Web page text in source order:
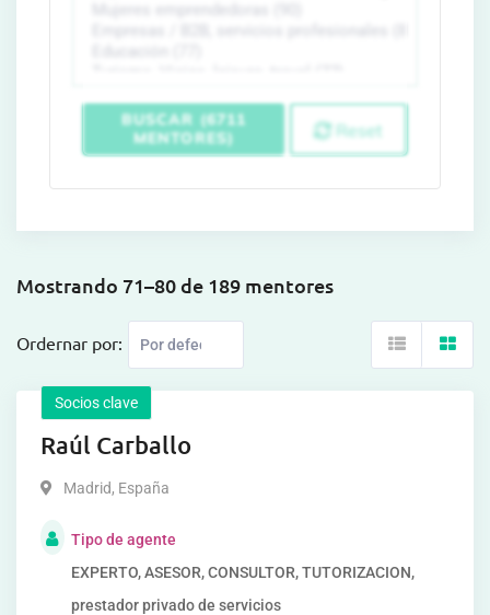
BUSCAR (6711
MENTORES)
Reset
Mostrando 71–80 de 189 mentores
Ordernar por:
Socios clave
Raúl Carballo
Madrid, España
Tipo de agente
EXPERTO, ASESOR, CONSULTOR, TUTORIZACION,
prestador privado de servicios